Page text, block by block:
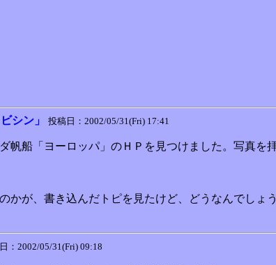
シン」 投稿日：2002/05/31(Fri) 17:41
船「ヨーロッパ」のＨＰを見つけました。写真を
が、書き込んだトピを見たけど、どうなんでしょ
：2002/05/31(Fri) 09:18